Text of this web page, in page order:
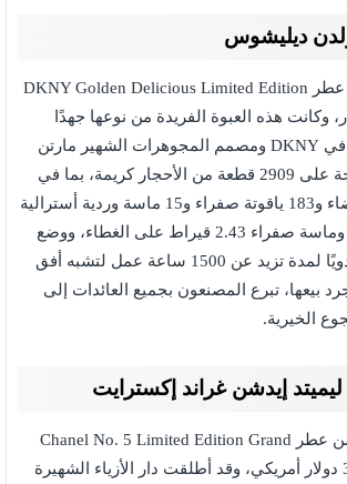
ديليشوس
بلغت إجمالي تكلفة عطر DKNY Golden Delicious Limited Edition
دولار، وكانت هذه العبوة الفريدة من نوعها جهدًا
مشتركًا بين الفريق في DKNY ومصمم المجوهرات الشهير مارتن
كاتز، وتحتوي الزجاجة على 2909 قطعة من الأحجار كريمة، بما في
ذلك 2700 ماسة بيضاء و183 ياقوتة صفراء و15 ماسة وردية أسترالية
وياقوتة 3.07 قيراط وماسة صفراء 2.43 قيراط على الغطاء، ووضع
الحرفيون الأحجار يدويًا لمدة تزيد عن 1500 ساعة عمل لتشبه أفق
بيعها، تبرع المصنعون بجميع العائدات إلى
الخيرية.
تباع كل 3.4 أونصة من عطر Chanel No. 5 Limited Edition Grand
Extrait بقيمة 30000 دولار أمريكي، وقد أطلقت دار الأزياء الشهيرة